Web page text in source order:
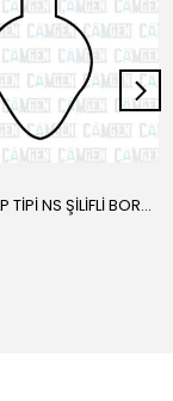
BALON KALP TİPİ NS ŞİLİFLİ BOROSİLİKAT 25ML